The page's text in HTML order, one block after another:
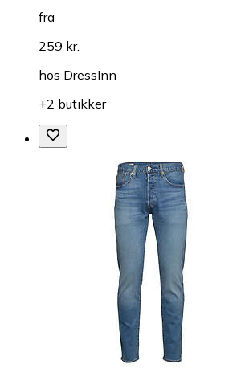
fra
259 kr.
hos DressInn
+2 butikker